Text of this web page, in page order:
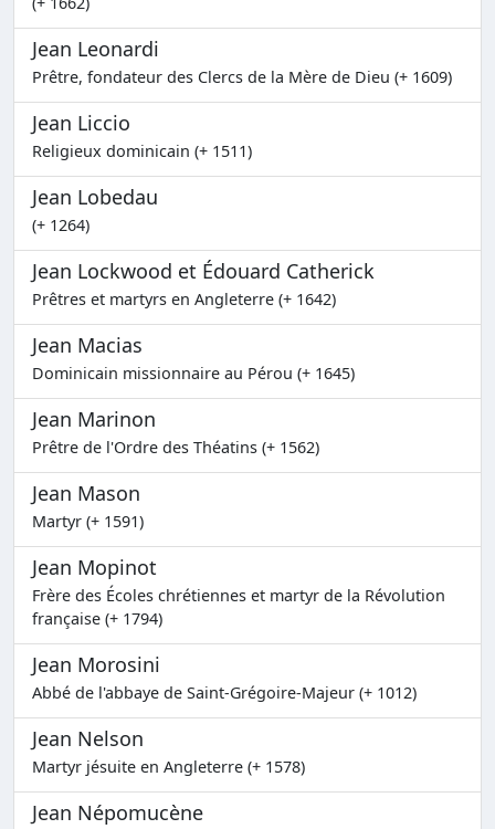
Jean Leonardi
Prêtre, fondateur des Clercs de la Mère de Dieu (+ 1609)
Jean Liccio
Religieux dominicain (+ 1511)
Jean Lobedau
(+ 1264)
Jean Lockwood et Édouard Catherick
Prêtres et martyrs en Angleterre (+ 1642)
Jean Macias
Dominicain missionnaire au Pérou (+ 1645)
Jean Marinon
Prêtre de l'Ordre des Théatins (+ 1562)
Jean Mason
Martyr (+ 1591)
Jean Mopinot
Frère des Écoles chrétiennes et martyr de la Révolution
française (+ 1794)
Jean Morosini
Abbé de l'abbaye de Saint-Grégoire-Majeur (+ 1012)
Jean Nelson
Martyr jésuite en Angleterre (+ 1578)
Jean Népomucène